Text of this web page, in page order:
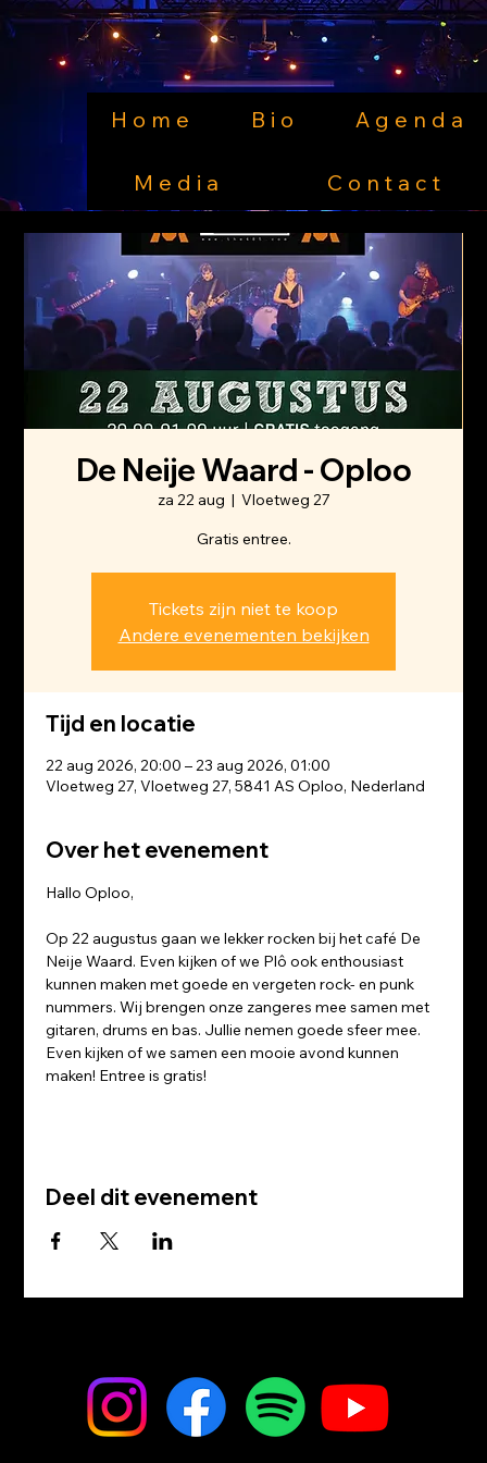
Home Bio Agenda
Media Contact
De Neije Waard - Oploo
za 22 aug
  |
Vloetweg 27
Gratis entree.
Tickets zijn niet te koop
Andere evenementen bekijken
Tijd en locatie
22 aug 2026, 20:00 – 23 aug 2026, 01:00
Vloetweg 27, Vloetweg 27, 5841 AS Oploo, Nederland
Over het evenement
Hallo Oploo,
Op 22 augustus gaan we lekker rocken bij het café De
Neije Waard. Even kijken of we Plô ook enthousiast
kunnen maken met goede en vergeten rock- en punk
nummers. Wij brengen onze zangeres mee samen met
gitaren, drums en bas. Jullie nemen goede sfeer mee.
Even kijken of we samen een mooie avond kunnen
maken! Entree is gratis!
Deel dit evenement